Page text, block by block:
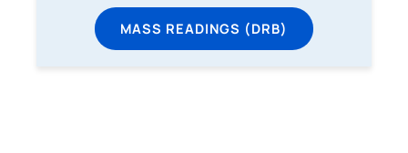
MASS READINGS (DRB)